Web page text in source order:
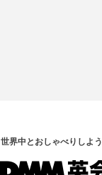
世界中とおしゃべりしよう